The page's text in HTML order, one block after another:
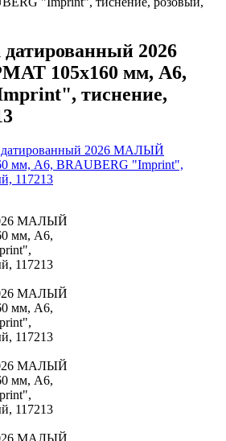
2026
105х160 мм, А6,
тиснение,